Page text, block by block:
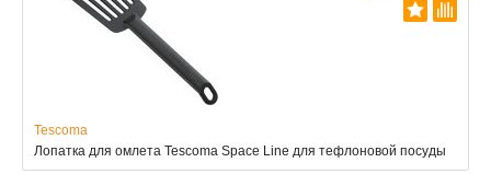
Tescoma
Лопатка для омлета Tescoma Space Line для тефлоновой посуды